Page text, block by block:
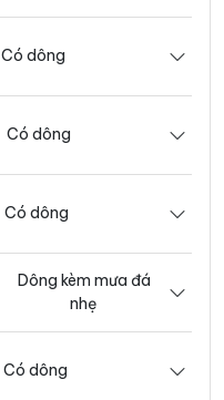
Có dông
Có dông
Có dông
Dông kèm mưa đá
nhẹ
Có dông